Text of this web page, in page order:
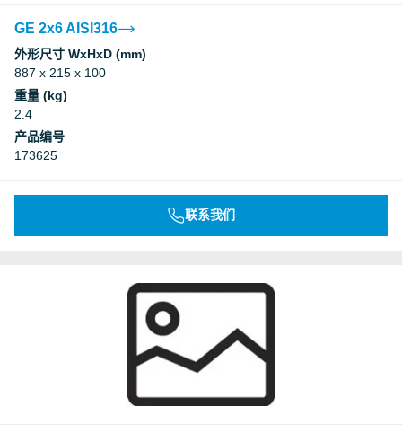
GE 2x6 AISI316
外形尺寸 WxHxD (mm)
887 x 215 x 100
重量 (kg)
2.4
产品编号
173625
联系我们